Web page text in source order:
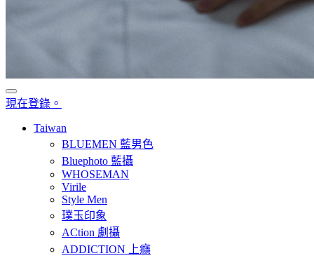
現在登錄。
Taiwan
BLUEMEN 藍男色
Bluephoto 藍攝
WHOSEMAN
Virile
Style Men
璞玉印象
ACtion 劇攝
ADDICTION 上癮